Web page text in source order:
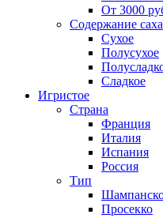
От 3000
Содержание
Сухое
Полусухое
Сладкое
Игристое
Страна
Франция
Италия
Испания
Россия
Тип
Просекко